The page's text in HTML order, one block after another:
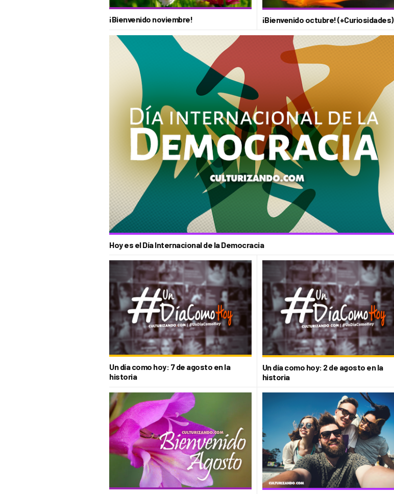
¡Bienvenido noviembre! ¡Bienvenido octubre! (+Curiosidades)
Hoy es el Día Internacional de la Democracia
Un día como hoy: 7 de agosto en la
historia
Un día como hoy: 2 de agosto en la
historia